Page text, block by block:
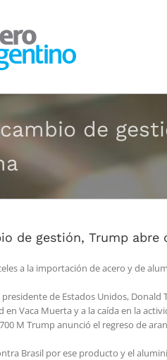
de
de gestión, Trump
a la importación de acero y de
de Estados Unidos,
en Vaca Muerta y a la caída en la
M Trump anunció el regreso de
Brasil por ese producto y el